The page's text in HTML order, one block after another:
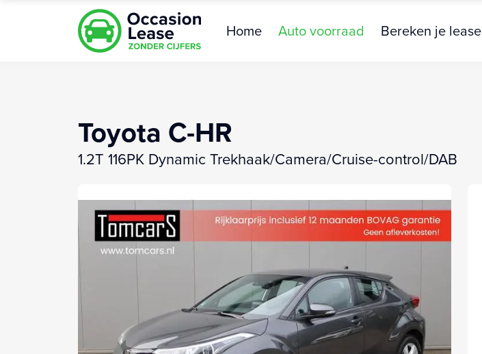
Home Auto voorraad Bereken je lease
Toyota C-HR
1.2T 116PK Dynamic Trekhaak/Camera/Cruise-control/DAB